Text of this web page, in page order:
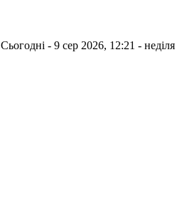
Сьогодні - 9 сер 2026, 12:21 - неділя